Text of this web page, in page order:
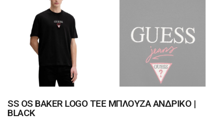
SS OS BAKER LOGO TEE ΜΠΛΟΥΖΑ ΑΝΔΡΙΚΟ |
BLACK